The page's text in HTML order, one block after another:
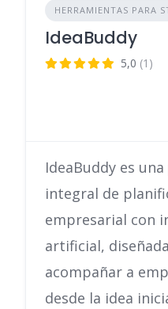
HERRAMIENTAS PARA
IdeaBuddy
5,0 (1)
IdeaBuddy es
integral de
empresarial con
artificial,
acompañar a
desde la idea